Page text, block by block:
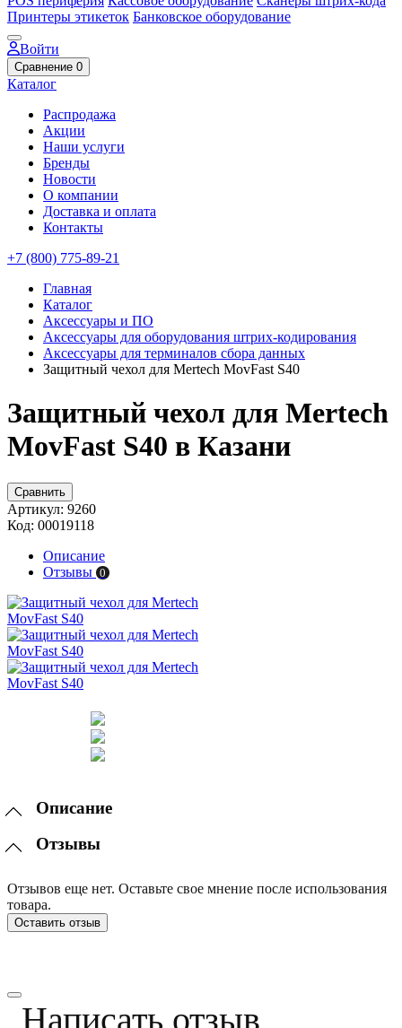
Принтеры этикеток Банковское оборудование
Войти
Сравнение 0
Каталог
Распродажа
Акции
Наши услуги
Бренды
Новости
О компании
Доставка и оплата
Контакты
+7 (800) 775-89-21
Главная
Каталог
Аксессуары и ПО
Аксессуары для оборудования штрих-кодирования
Аксессуары для терминалов сбора данных
Защитный чехол для Mertech MovFast S40
Защитный чехол для Mertech
MovFast S40 в Казани
Сравнить
Артикул: 9260
Код: 00019118
Описание
Отзывы 0
Описание
Отзывы
Отзывов еще нет. Оставьте свое мнение после использования
товара.
Оставить отзыв
Написать отзыв